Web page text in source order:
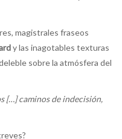
magistrales fraseos
y las inagotables texturas
sobre la atmósfera del
[…] caminos de indecisión,